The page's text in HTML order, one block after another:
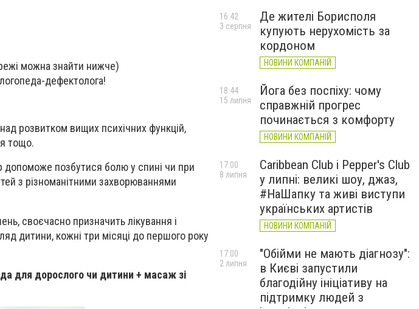
можна знайти нижче)
дефектолога!
розвитком вищих психічних функцій,
тощо.
допоможе позбутися болю у спині чи при
з різноманітними захворюваннями
своєчасно призначить лікування і
дитини, кожні три місяці до першого року
для дорослого чи дитини + масаж зі
Де жителі Борисполя
купують нерухомість за
кордоном
НОВИНИ КОМПАНІЙ
16:42
3 серпня
Йога без поспіху: чому
справжній прогрес
починається з комфорту
НОВИНИ КОМПАНІЙ
18:44
15 липня
Caribbean Club і Pepper's Club
у липні: великі шоу, джаз,
#НаШапку та живі виступи
українських артистів
НОВИНИ КОМПАНІЙ
17:00
8 липня
"Обійми не мають діагнозу":
в Києві запустили
благодійну ініціативу на
підтримку людей з
17:00
2 липня